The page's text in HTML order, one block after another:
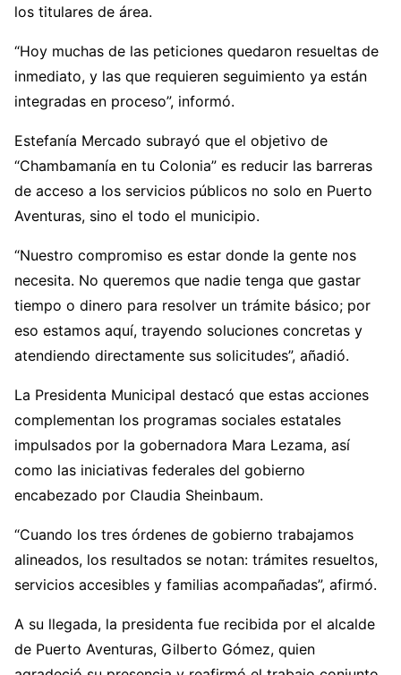
los titulares de área.
“Hoy muchas de las peticiones quedaron resueltas de
inmediato, y las que requieren seguimiento ya están
integradas en proceso”, informó.
Estefanía Mercado subrayó que el objetivo de
“Chambamanía en tu Colonia” es reducir las barreras
de acceso a los servicios públicos no solo en Puerto
Aventuras, sino el todo el municipio.
“Nuestro compromiso es estar donde la gente nos
necesita. No queremos que nadie tenga que gastar
tiempo o dinero para resolver un trámite básico; por
eso estamos aquí, trayendo soluciones concretas y
atendiendo directamente sus solicitudes”, añadió.
La Presidenta Municipal destacó que estas acciones
complementan los programas sociales estatales
impulsados por la gobernadora Mara Lezama, así
como las iniciativas federales del gobierno
encabezado por Claudia Sheinbaum.
“Cuando los tres órdenes de gobierno trabajamos
alineados, los resultados se notan: trámites resueltos,
servicios accesibles y familias acompañadas”, afirmó.
A su llegada, la presidenta fue recibida por el alcalde
de Puerto Aventuras, Gilberto Gómez, quien